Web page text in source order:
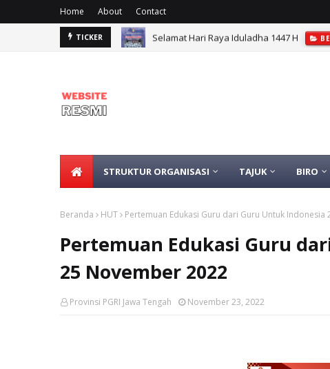
Home About Contact
TICKER Selamat Hari Raya Iduladha 1447 H
STRUKTUR ORGANISASI TAJUK BIRO
Beranda HUT Pertemuan Edukasi Guru dari Guru Untuk Indonesia
Pertemuan Edukasi Guru
25 November 2022
Provinsi PGRI Jawa Tengah November 23, 2022